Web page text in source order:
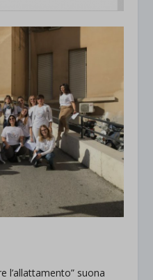
l’allattamento” suona